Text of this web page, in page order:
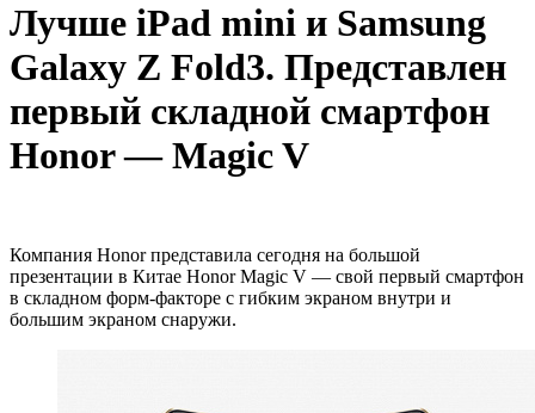
Лучше iPad mini и Samsung
Galaxy Z Fold3. Представлен
первый складной смартфон
Honor — Magic V
Компания Honor представила сегодня на большой
презентации в Китае Honor Magic V — свой первый смартфон
в складном форм-факторе с гибким экраном внутри и
большим экраном снаружи.